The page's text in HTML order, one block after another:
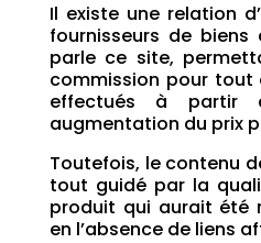
Il existe une relation
fournisseurs de
parle ce site,
commission pour
effectués à partir
augmentation du prix
Toutefois, le contenu
tout guidé par la
produit qui aurait été
en l’absence de liens